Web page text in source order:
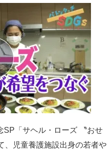
SP「サヘル・ローズ 〝おせ
、児童養護施設出身の若者や